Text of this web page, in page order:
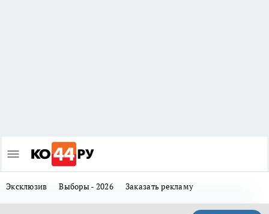
Эксклюзив Выборы - 2026 Заказать рекламу